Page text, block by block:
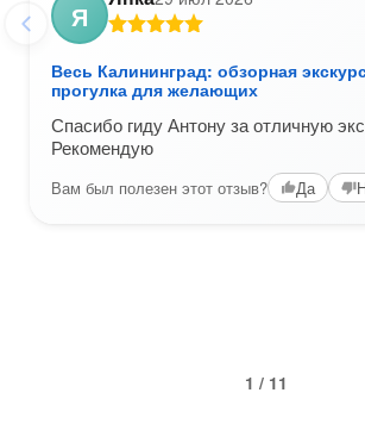
Я
Весь Калининград: обзорная
прогулка для желающих
Спасибо гиду Антону за отличную
Рекомендую
Вам был полезен этот отзыв? Да
1 / 11